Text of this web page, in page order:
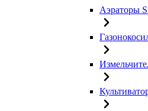
Аэраторы